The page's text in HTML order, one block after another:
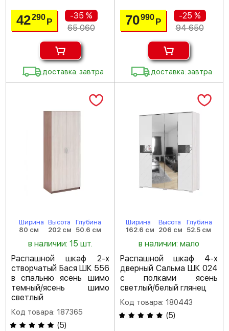
42290 Р
-35 %
65 060
доставка: завтра
70990 Р
-25 %
94 650
доставка: завтра
Ширина
80 см
Высота
202 см
Глубина
50.6 см
в наличии: 15 шт.
Распашной шкаф 2-х
створчатый Бася ШК 556
в спальню ясень шимо
темный/ясень шимо
светлый
Код товара: 187365
(5)
Ширина
162.6 см
Высота
206 см
Глубина
52.5 см
в наличии: мало
Распашной шкаф 4-х
дверный Сальма ШК 024
с полками ясень
светлый/белый глянец
Код товара: 180443
(5)